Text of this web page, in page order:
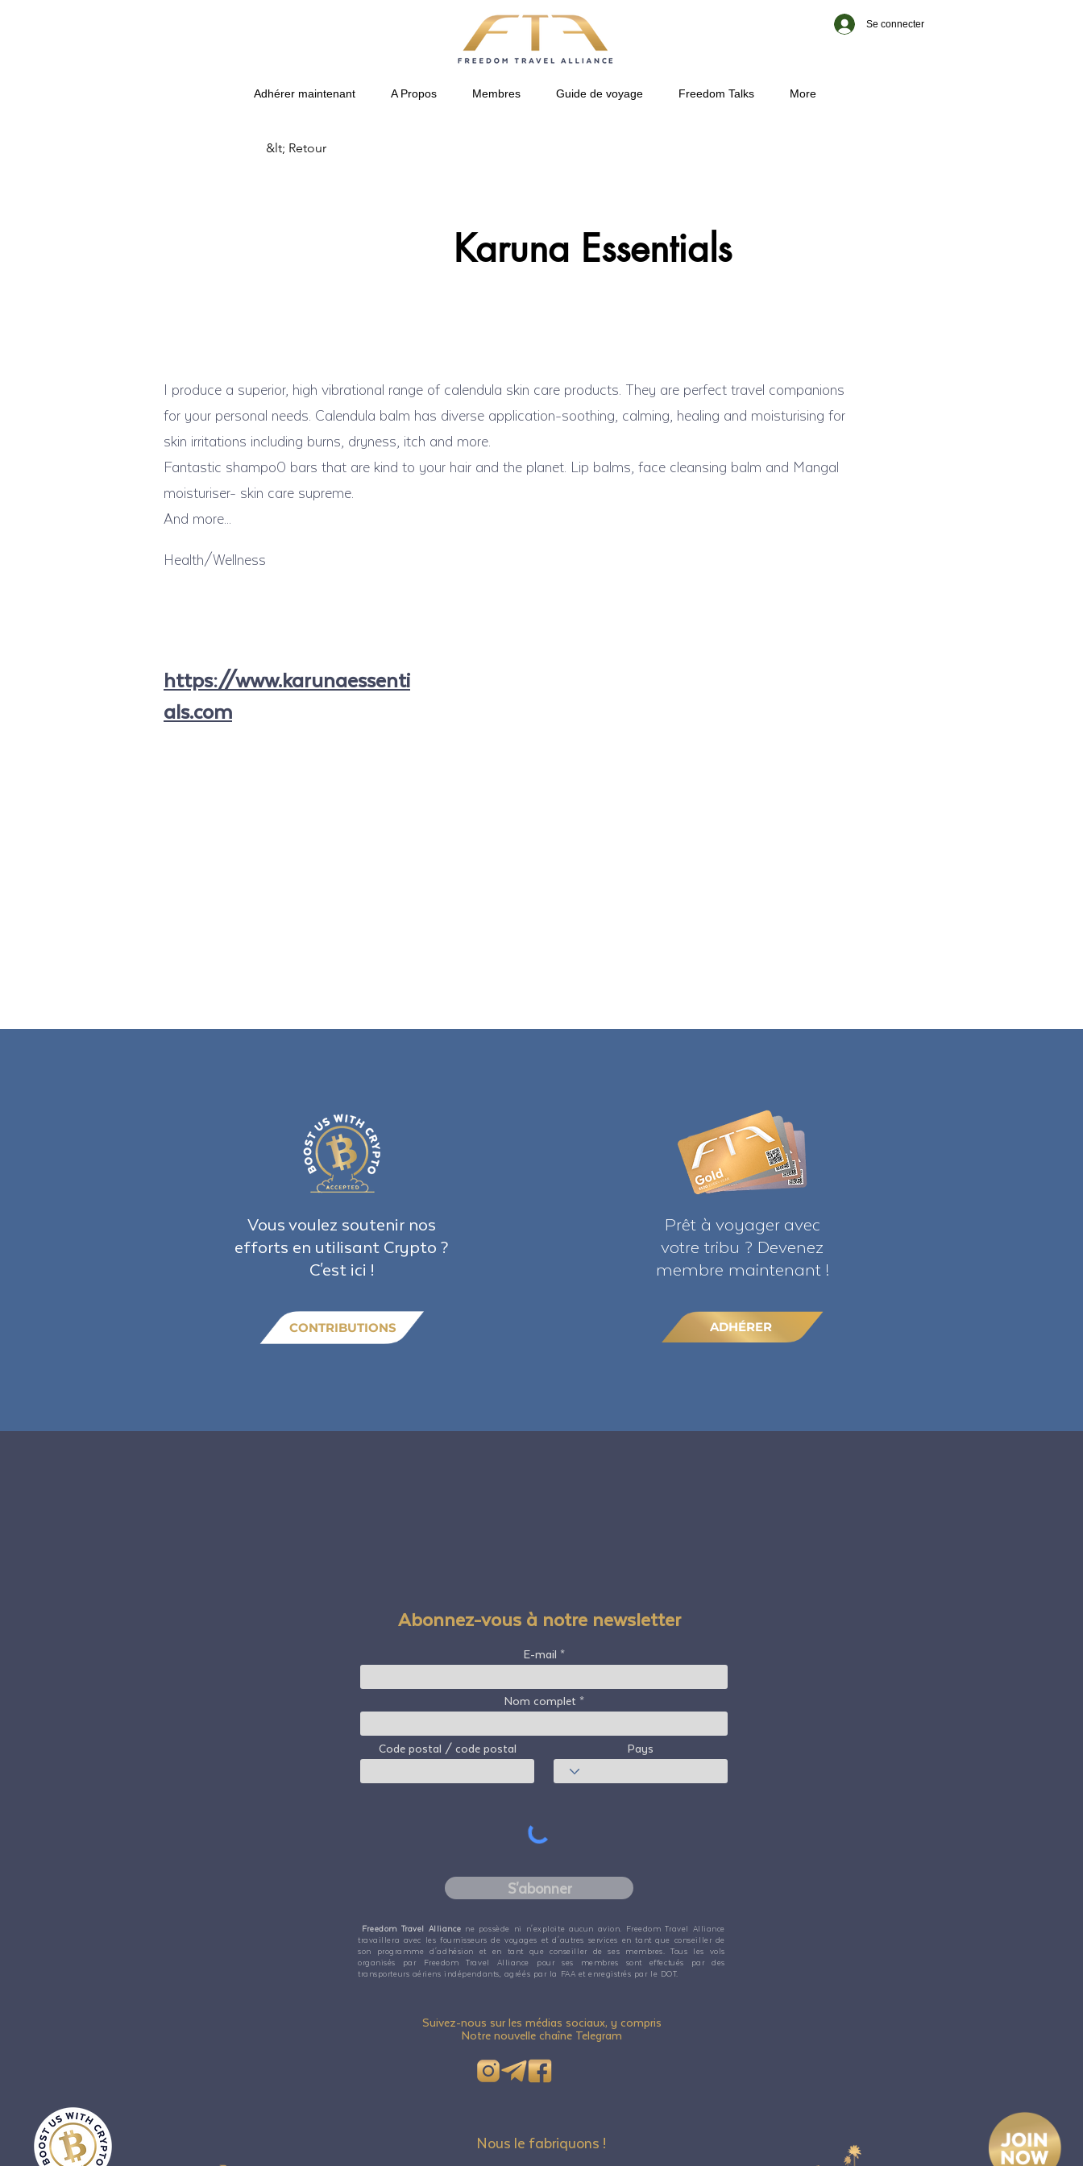
Se connecter
Adhérer maintenant A Propos Membres Guide de voyage Freedom Talks More
&lt; Retour
Karuna Essentials
I produce a superior, high vibrational range of calendula skin care products. They are perfect travel companions
for your personal needs. Calendula balm has diverse application-soothing, calming, healing and moisturising for
skin irritations including burns, dryness, itch and more.
Fantastic shampo0 bars that are kind to your hair and the planet. Lip balms, face cleansing balm and Mangal
moisturiser- skin care supreme.
And more...
Health/Wellness
https://www.karunaessenti
als.com
Vous voulez soutenir nos
efforts en utilisant Crypto ?
C'est ici !
CONTRIBUTIONS
Prêt à voyager avec
votre tribu ? Devenez
membre maintenant !
ADHÉRER
Abonnez-vous à notre newsletter
E-mail
Nom complet
Code postal / code postal Pays
S'abonner
Freedom Travel Alliance ne possède ni n'exploite aucun avion. Freedom Travel Alliance
travaillera avec les fournisseurs de voyages et d'autres services en tant que conseiller de
son programme d'adhésion et en tant que conseiller de ses membres. Tous les vols
organisés par Freedom Travel Alliance pour ses membres sont effectués par des
transporteurs aériens indépendants, agréés par la FAA et enregistrés par le DOT.
Suivez-nous sur les médias sociaux, y compris
Notre nouvelle chaîne Telegram
Nous le fabriquons !